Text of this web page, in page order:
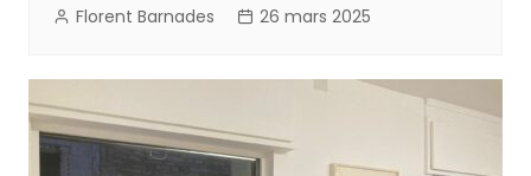
Florent Barnades 26 mars 2025